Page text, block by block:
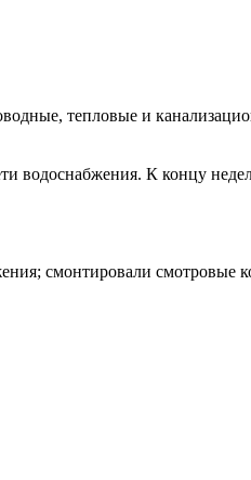
тепловые и
водоснабжения. К концу
смонтировали смотровые